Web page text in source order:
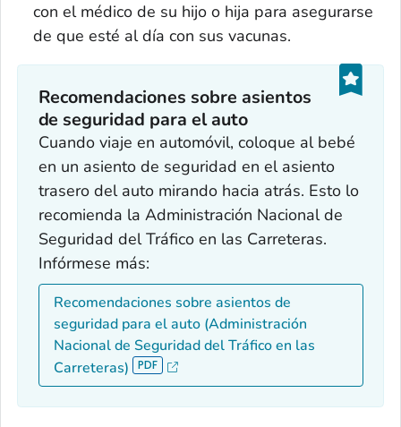
con el médico de su hijo o hija para asegurarse
de que esté al día con sus vacunas.
Recomendaciones sobre asientos
de seguridad para el auto
Cuando viaje en automóvil, coloque al bebé
en un asiento de seguridad en el asiento
trasero del auto mirando hacia atrás. Esto lo
recomienda la Administración Nacional de
Seguridad del Tráfico en las Carreteras.
Infórmese más:
Recomendaciones sobre asientos de
seguridad para el auto (Administración
Nacional de Seguridad del Tráfico en las
Carreteras)